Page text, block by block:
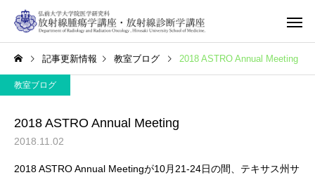
記事更新情報 教室ブログ 2018 ASTRO Annual Meeting
教室ブログ
2018 ASTRO Annual Meeting
2018.11.02
2018 ASTRO Annual Meetingが10月21-24日の間、テキサス州サ